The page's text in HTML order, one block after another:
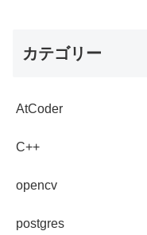
カテゴリー
AtCoder
C++
opencv
postgres